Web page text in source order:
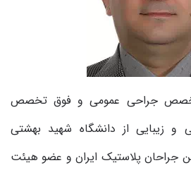
متخصص جراحی عمومی و فوق تخصص
و زیبایی از دانشگاه شهید بهشتی
جراحان پلاستیک ایران و عضو هیئت